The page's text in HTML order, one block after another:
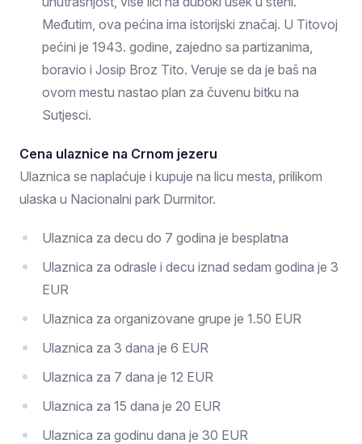
Međutim, ova pećina ima istorijski značaj. U Titovoj
pećini je 1943. godine, zajedno sa partizanima,
boravio i Josip Broz Tito. Veruje se da je baš na
ovom mestu nastao plan za čuvenu bitku na
Sutjesci.
Cena ulaznice na Crnom jezeru
Ulaznica se naplaćuje i kupuje na licu mesta, prilikom
ulaska u Nacionalni park Durmitor.
Ulaznica za decu do 7 godina je besplatna
Ulaznica za odrasle i decu iznad sedam godina je 3
EUR
Ulaznica za organizovane grupe je 1.50 EUR
Ulaznica za 3 dana je 6 EUR
Ulaznica za 7 dana je 12 EUR
Ulaznica za 15 dana je 20 EUR
Ulaznica za godinu dana je 30 EUR